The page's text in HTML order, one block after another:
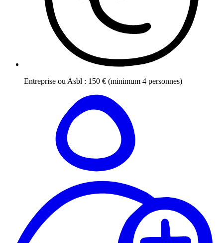
Entreprise ou Asbl : 150 € (minimum 4 personnes)